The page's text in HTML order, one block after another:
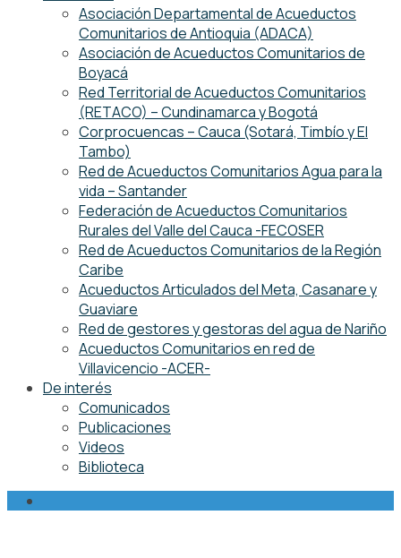
Asociación Departamental de Acueductos
Comunitarios de Antioquia (ADACA)
Asociación de Acueductos Comunitarios de
Boyacá
Red Territorial de Acueductos Comunitarios
(RETACO) – Cundinamarca y Bogotá
Corprocuencas – Cauca (Sotará, Timbío y El
Tambo)
Red de Acueductos Comunitarios Agua para la
vida – Santander
Federación de Acueductos Comunitarios
Rurales del Valle del Cauca -FECOSER
Red de Acueductos Comunitarios de la Región
Caribe
Acueductos Articulados del Meta, Casanare y
Guaviare
Red de gestores y gestoras del agua de Nariño
Acueductos Comunitarios en red de
Villavicencio -ACER-
De interés
Comunicados
Publicaciones
Videos
Biblioteca